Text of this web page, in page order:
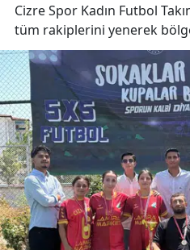
Cizre Spor Kadın Futbol
tüm rakiplerini yenerek